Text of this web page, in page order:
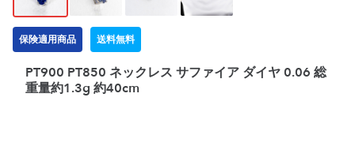
保険適用商品 送料無料
PT900 PT850 ネックレス サファイア ダイヤ 0.06 総
重量約1.3g 約40cm